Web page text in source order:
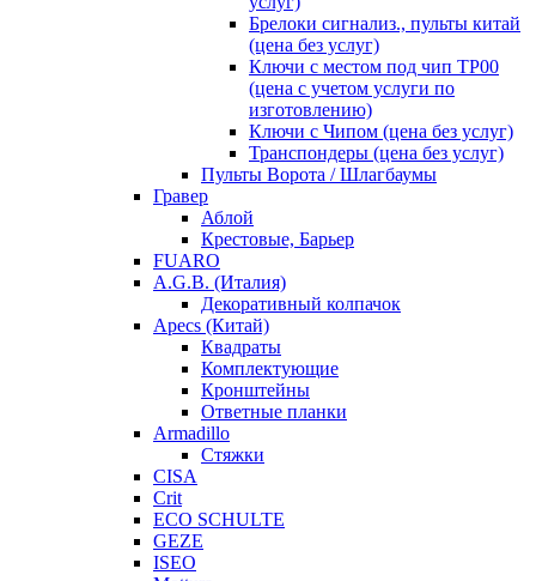
Брелоки сигнализ., пульты китай
(цена без услуг)
Ключи с местом под чип TP00
(цена с учетом услуги по
изготовлению)
Ключи с Чипом (цена без услуг)
Транспондеры (цена без услуг)
Пульты Ворота / Шлагбаумы
Гравер
Аблой
Крестовые, Барьер
FUARO
A.G.B. (Италия)
Декоративный колпачок
Apecs (Китай)
Квадраты
Комплектующие
Кронштейны
Ответные планки
Armadillo
Стяжки
CISA
Crit
ECO SCHULTE
GEZE
ISEO